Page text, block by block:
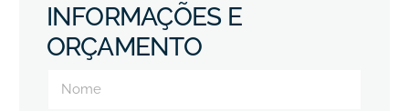
INFORMAÇÕES E
ORÇAMENTO